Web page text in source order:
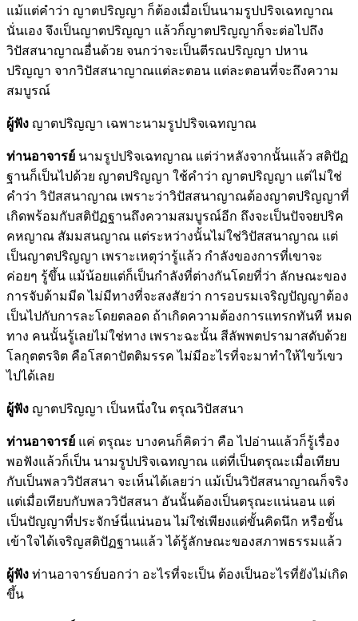
แม้แต่คำว่า ญาตปริญญา ก็ต้องเมื่อเป็นนามรูปปริจเฉทญาณ
นั่นเอง จึงเป็นญาตปริญญา แล้วก็ญาตปริญญาก็จะต่อไปถึง
วิปัสสนาญาณอื่นด้วย จนกว่าจะเป็นตีรณปริญญา ปหาน
ปริญญา จากวิปัสสนาญาณแต่ละตอน แต่ละตอนที่จะถึงความ
สมบูรณ์
ผู้ฟัง ญาตปริญญา เฉพาะนามรูปปริจเฉทญาณ
ท่านอาจารย์ นามรูปปริจเฉทญาณ แต่ว่าหลังจากนั้นแล้ว สติปัฏ
ฐานก็เป็นไปด้วย ญาตปริญญา ใช้คำว่า ญาตปริญญา แต่ไม่ใช่
คำว่า วิปัสสนาญาณ เพราะว่าวิปัสสนาญาณต้องญาตปริญญาที่
เกิดพร้อมกับสติปัฏฐานถึงความสมบูรณ์อีก ถึงจะเป็นปัจจยปริค
คหญาณ สัมมสนญาณ แต่ระหว่างนั้นไม่ใช่วิปัสสนาญาณ แต่
เป็นญาตปริญญา เพราะเหตุว่ารู้แล้ว กำลังของการที่เขาจะ
ค่อยๆ รู้ขึ้น แม้น้อยแต่ก็เป็นกำลังที่ต่างกันโดยที่ว่า ลักษณะของ
การจับด้ามมีด ไม่มีทางที่จะสงสัยว่า การอบรมเจริญปัญญาต้อง
เป็นไปกับการละโดยตลอด ถ้าเกิดความต้องการแทรกทันที หมด
ทาง คนนั้นรู้เลยไม่ใช่ทาง เพราะฉะนั้น สีลัพพตปรามาสดับด้วย
โลกุตตรจิต คือโสดาปัตติมรรค ไม่มีอะไรที่จะมาทำให้ไขว้เขว
ไปได้เลย
ผู้ฟัง ญาตปริญญา เป็นหนึ่งใน ตรุณวิปัสสนา
ท่านอาจารย์ แค่ ตรุณะ บางคนก็คิดว่า คือ ไปอ่านแล้วก็รู้เรื่อง
พอฟังแล้วก็เป็น นามรูปปริจเฉทญาณ แต่ที่เป็นตรุณะเมื่อเทียบ
กับเป็นพลววิปัสสนา จะเห็นได้เลยว่า แม้เป็นวิปัสสนาญาณก็จริง
แต่เมื่อเทียบกับพลววิปัสสนา อันนั้นต้องเป็นตรุณะแน่นอน แต่
เป็นปัญญาที่ประจักษ์นี่แน่นอน ไม่ใช่เพียงแต่ขั้นคิดนึก หรือขั้น
เข้าใจได้เจริญสติปัฏฐานแล้ว ได้รู้ลักษณะของสภาพธรรมแล้ว
ผู้ฟัง ท่านอาจารย์บอกว่า อะไรที่จะเป็น ต้องเป็นอะไรที่ยังไม่เกิด
ขึ้น